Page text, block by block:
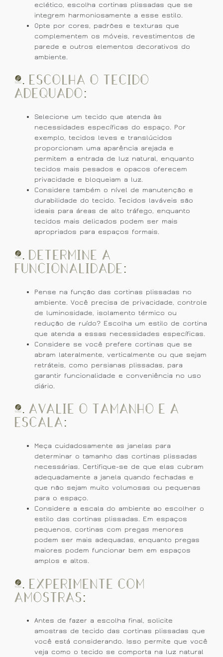
eclético, escolha cortinas plissadas que se
integrem harmoniosamente a esse estilo.
Opte por cores, padrões e texturas que
complementem os móveis, revestimentos de
parede e outros elementos decorativos do
ambiente.
2. Escolha o Tecido
Adequado:
Selecione um tecido que atenda às
necessidades específicas do espaço. Por
exemplo, tecidos leves e translúcidos
proporcionam uma aparência arejada e
permitem a entrada de luz natural, enquanto
tecidos mais pesados e opacos oferecem
privacidade e bloqueiam a luz.
Considere também o nível de manutenção e
durabilidade do tecido. Tecidos laváveis são
ideais para áreas de alto tráfego, enquanto
tecidos mais delicados podem ser mais
apropriados para espaços formais.
3. Determine a
Funcionalidade:
Pense na função das cortinas plissadas no
ambiente. Você precisa de privacidade, controle
de luminosidade, isolamento térmico ou
redução de ruído? Escolha um estilo de cortina
que atenda a essas necessidades específicas.
Considere se você prefere cortinas que se
abram lateralmente, verticalmente ou que sejam
retráteis, como persianas plissadas, para
garantir funcionalidade e conveniência no uso
diário.
4. Avalie o Tamanho e a
Escala:
Meça cuidadosamente as janelas para
determinar o tamanho das cortinas plissadas
necessárias. Certifique-se de que elas cubram
adequadamente a janela quando fechadas e
que não sejam muito volumosas ou pequenas
para o espaço.
Considere a escala do ambiente ao escolher o
estilo das cortinas plissadas. Em espaços
pequenos, cortinas com pregas menores
podem ser mais adequadas, enquanto pregas
maiores podem funcionar bem em espaços
amplos e altos.
5. Experimente com
Amostras:
Antes de fazer a escolha final, solicite
amostras de tecido das cortinas plissadas que
você está considerando. Isso permite que você
veja como o tecido se comporta na luz natural